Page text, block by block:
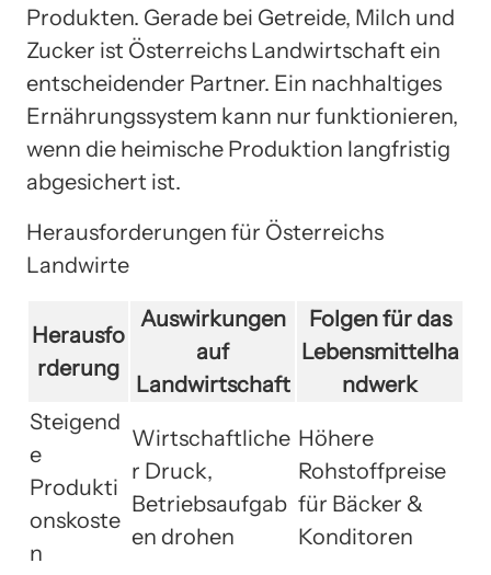
Produkten. Gerade bei Getreide, Milch und
Zucker ist Österreichs Landwirtschaft ein
entscheidender Partner. Ein nachhaltiges
Ernährungssystem kann nur funktionieren,
wenn die heimische Produktion langfristig
abgesichert ist.
Herausforderungen für Österreichs
Landwirte
Herausfo
rderung
Auswirkungen
auf
Landwirtschaft
Folgen für das
Lebensmittelha
ndwerk
Steigend
e
Produkti
onskoste
n
Wirtschaftliche
r Druck,
Betriebsaufgab
en drohen
Höhere
Rohstoffpreise
für Bäcker &
Konditoren